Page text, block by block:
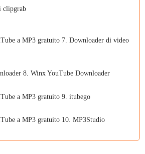
clipgrab
a MP3 gratuito 7. Downloader di video
8. Winx YouTube Downloader
a MP3 gratuito 9. itubego
a MP3 gratuito 10. MP3Studio